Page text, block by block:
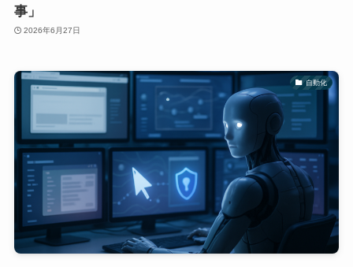
事」
2026年6月27日
自動化